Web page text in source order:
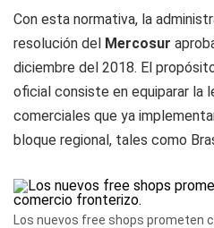
Con esta normativa, la
resolución del Mercosur
diciembre del 2018. El
oficial consiste en equiparar la
comerciales que ya
bloque regional, tales como
Los nuevos free shops prometen